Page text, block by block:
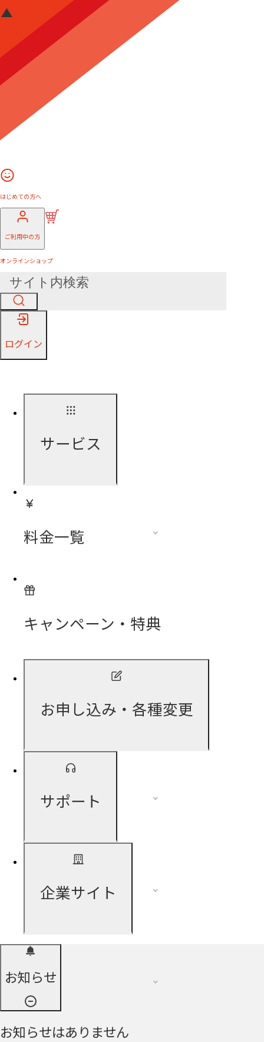
はじめての方へ
ご利用中の方
オンラインショップ
ログイン
サービス
料金一覧
キャンペーン・特典
お申し込み・各種変更
サポート
企業サイト
お知らせ
お知らせはありません